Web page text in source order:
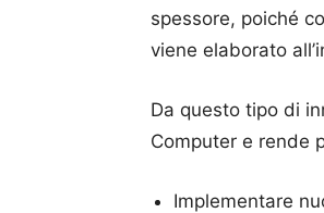
spessore, poiché
viene elaborato
Da questo tipo di
Computer e rende
Implementare